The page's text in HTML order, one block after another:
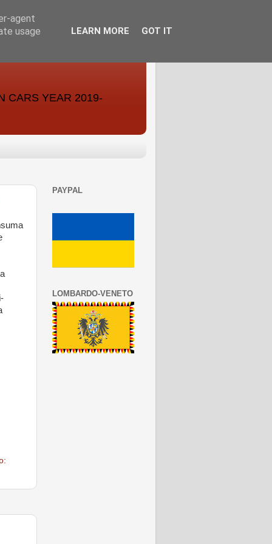
CARS YEAR 2019-
PAYPAL
LOMBARDO-VENETO
agent
usage
LEARN MORE GOT IT